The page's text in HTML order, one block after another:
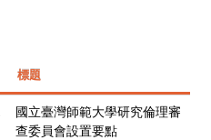
標題
國立臺灣師範大學研究倫理審
查委員會設置要點